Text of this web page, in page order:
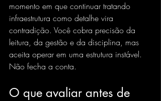
momento em que continuar tratando
infraestrutura como detalhe vira
contradição. Você cobra precisão da
leitura, da gestão e da disciplina, mas
aceita operar em uma estrutura instável.
Não fecha a conta.
O que avaliar antes de